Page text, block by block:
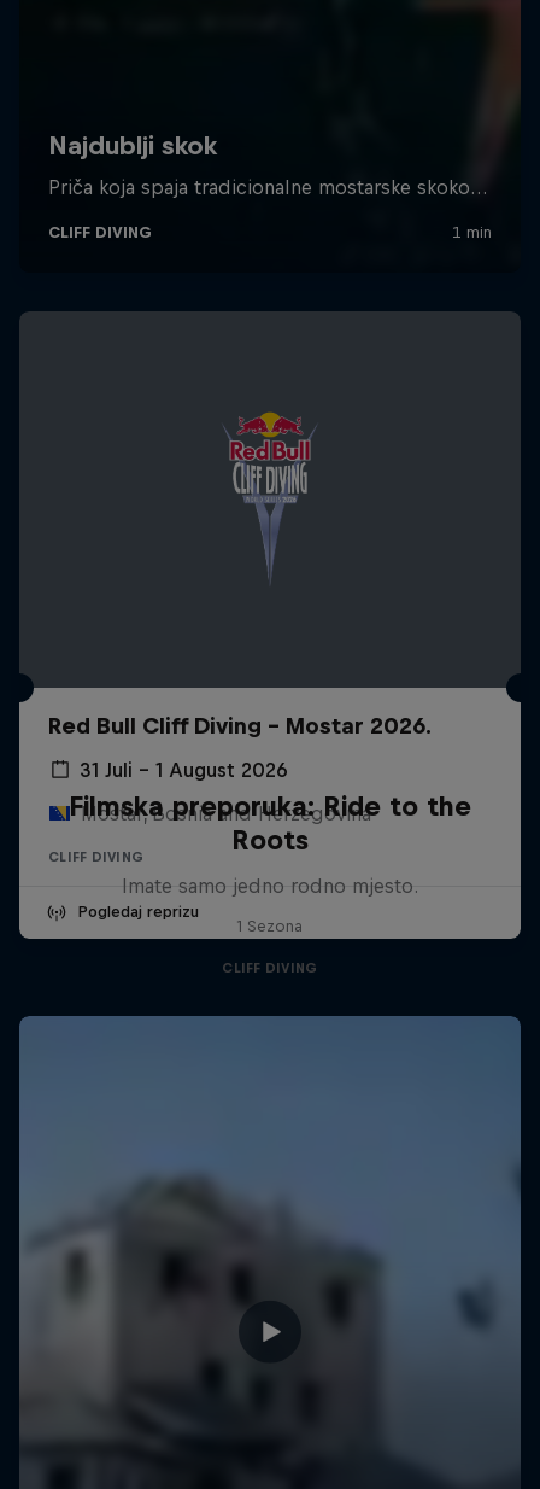
Red Bull Cliff Diving - Mostar 2026.
31 Juli – 1 August 2026
Mostar, Bosnia and Herzegovina
CLIFF DIVING
Pogledaj reprizu
Filmska preporuka: Ride to the
Roots
Imate samo jedno rodno mjesto.
1 Sezona
CLIFF DIVING